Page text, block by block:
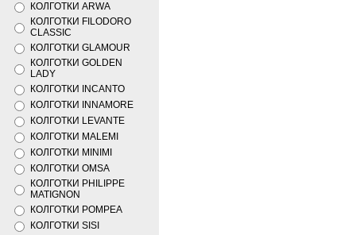
КОЛГОТКИ ARWA
КОЛГОТКИ FILODORO
CLASSIC
КОЛГОТКИ GLAMOUR
КОЛГОТКИ GOLDEN
LADY
КОЛГОТКИ INCANTO
КОЛГОТКИ INNAMORE
КОЛГОТКИ LEVANTE
КОЛГОТКИ MALEMI
КОЛГОТКИ MINIMI
КОЛГОТКИ OMSA
КОЛГОТКИ PHILIPPE
MATIGNON
КОЛГОТКИ POMPEA
КОЛГОТКИ SISI